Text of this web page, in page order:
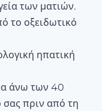
των ματιών.
το οξειδωτικό
ηπατική
άνω των 40
σας πριν από τη